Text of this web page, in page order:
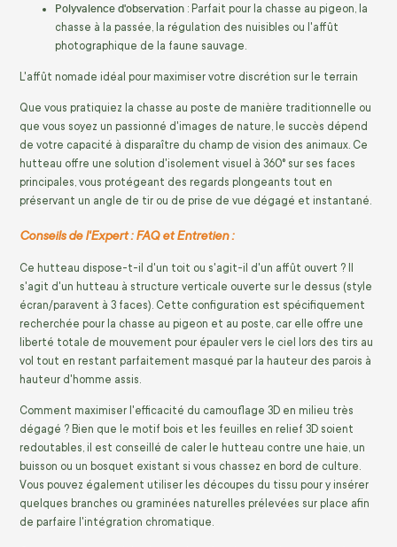
Polyvalence d'observation : Parfait pour la chasse au pigeon, la
chasse à la passée, la régulation des nuisibles ou l'affût
photographique de la faune sauvage.
L'affût nomade idéal pour maximiser votre discrétion sur le terrain
Que vous pratiquiez la chasse au poste de manière traditionnelle ou
que vous soyez un passionné d'images de nature, le succès dépend
de votre capacité à disparaître du champ de vision des animaux. Ce
hutteau offre une solution d'isolement visuel à 360° sur ses faces
principales, vous protégeant des regards plongeants tout en
préservant un angle de tir ou de prise de vue dégagé et instantané.
Conseils de l'Expert : FAQ et Entretien :
Ce hutteau dispose-t-il d'un toit ou s'agit-il d'un affût ouvert ? Il
s'agit d'un hutteau à structure verticale ouverte sur le dessus (style
écran/paravent à 3 faces). Cette configuration est spécifiquement
recherchée pour la chasse au pigeon et au poste, car elle offre une
liberté totale de mouvement pour épauler vers le ciel lors des tirs au
vol tout en restant parfaitement masqué par la hauteur des parois à
hauteur d'homme assis.
Comment maximiser l'efficacité du camouflage 3D en milieu très
dégagé ? Bien que le motif bois et les feuilles en relief 3D soient
redoutables, il est conseillé de caler le hutteau contre une haie, un
buisson ou un bosquet existant si vous chassez en bord de culture.
Vous pouvez également utiliser les découpes du tissu pour y insérer
quelques branches ou graminées naturelles prélevées sur place afin
de parfaire l'intégration chromatique.